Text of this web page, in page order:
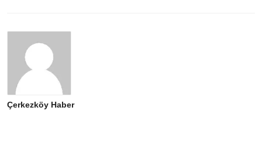
Çerkezköy Haber